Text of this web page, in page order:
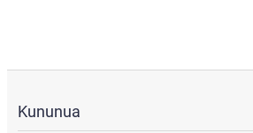
Kununua